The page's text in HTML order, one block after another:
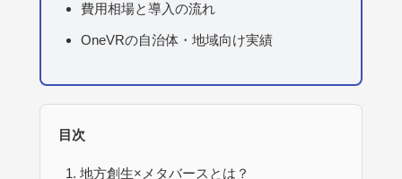
費用相場と導入の流れ
OneVRの自治体・地域向け実績
目次
地方創生×メタバースとは？